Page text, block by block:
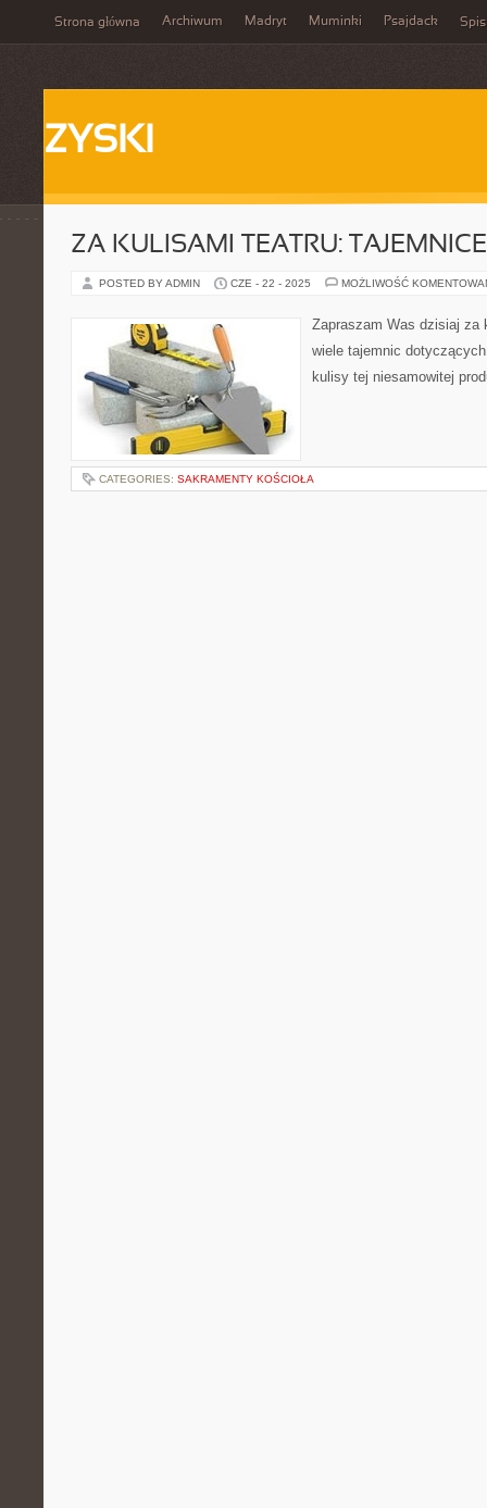
Strona główna Archiwum Madryt Muminki Psajdack Spis
ZYSKI
ZA KULISAMI TEATRU:
POSTED BY ADMIN CZE - 22 - 2025 MOŻLIWOŚĆ
Zapraszam Was dzisiaj za
wiele tajemnic
kulisy tej niesamowitej
CATEGORIES: SAKRAMENTY KOŚCIOŁA